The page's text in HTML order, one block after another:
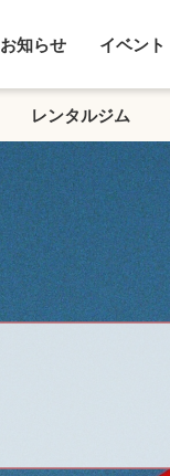
お知らせ イベント
レンタルジム